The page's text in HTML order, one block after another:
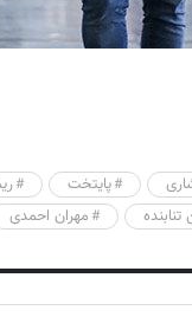
پایتخت
مهران احمدی